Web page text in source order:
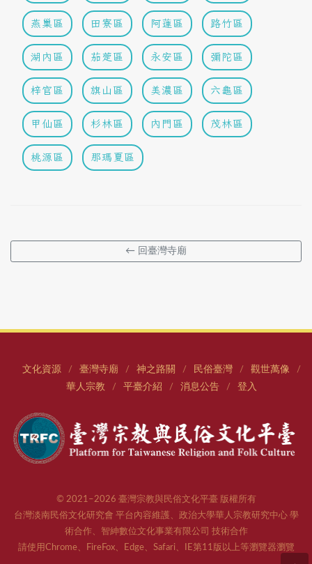
燕巢區 田寮區 阿蓮區 路竹區
湖內區 茄萣區 永安區 彌陀區
梓官區 旗山區 美濃區 六龜區
甲仙區 杉林區 內門區 茂林區
桃源區 那瑪夏區
← 回臺灣寺廟
文化資源 / 臺灣寺廟 / 神之路關 / 民俗臺灣 / 觀世萬像 /
華人宗教 / 平臺介紹 / 消息公告 / 登入
© 2021–2026 臺灣宗教與民俗文化平臺 版權所有
台灣淡南民俗文化研究會 平台內容維護、政治大學華人宗教研究中心 學
術合作、智紳數位文化事業有限公司 技術合作
請使用Chrome、FireFox、Edge、Safari、IE第11版以上等瀏覽器瀏覽